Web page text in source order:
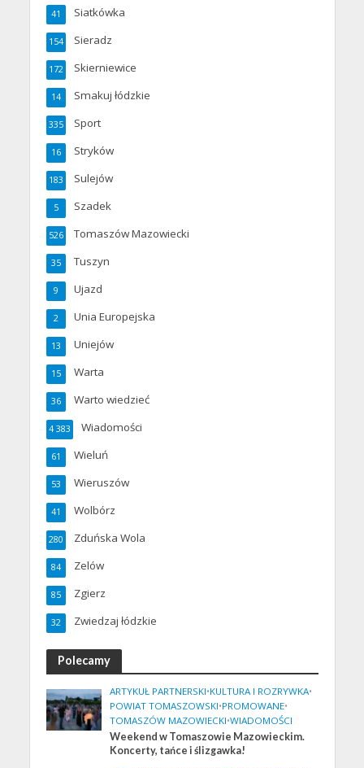
Siatkówka
41
Sieradz
154
Skierniewice
172
Smakuj łódzkie
14
Sport
335
Stryków
16
Sulejów
183
Szadek
5
Tomaszów Mazowiecki
526
Tuszyn
35
Ujazd
9
Unia Europejska
2
Uniejów
13
Warta
15
Warto wiedzieć
36
Wiadomości
4 383
Wieluń
61
Wieruszów
53
Wolbórz
41
Zduńska Wola
280
Zelów
84
Zgierz
85
Zwiedzaj łódzkie
32
Polecamy
ARTYKUŁ PARTNERSKI•KULTURA I ROZRYWKA•
POWIAT TOMASZOWSKI•PROMOWANE•
TOMASZÓW MAZOWIECKI•WIADOMOŚCI
Weekend w Tomaszowie Mazowieckim.
Koncerty, tańce i ślizgawka!